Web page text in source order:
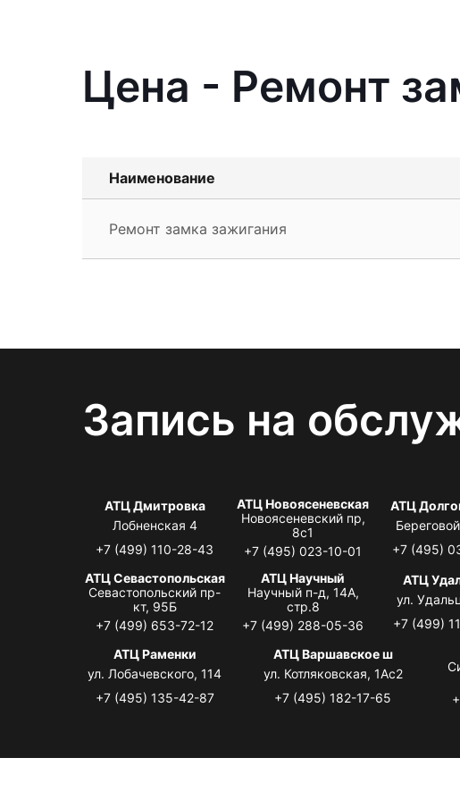
Цена - Ремонт
Наименование
Ремонт замка зажигания
Запись на
АТЦ Дмитровка
Лобненская 4
+7 (499) 110-28-43
АТЦ Новоясеневская
Новоясеневский пр,
8с1
+7 (495) 023-10-01
АТЦ
+7 (495)
АТЦ Севастопольская
Севастопольский пр-
кт, 95Б
+7 (499) 653-72-12
АТЦ Научный
Научный п-д, 14А,
стр.8
+7 (499) 288-05-36
АТЦ
ул.
+7 (499)
АТЦ Раменки
ул. Лобачевского, 114
+7 (495) 135-42-87
АТЦ Варшавское ш
ул. Котляковская, 1Ас2
+7 (495) 182-17-65